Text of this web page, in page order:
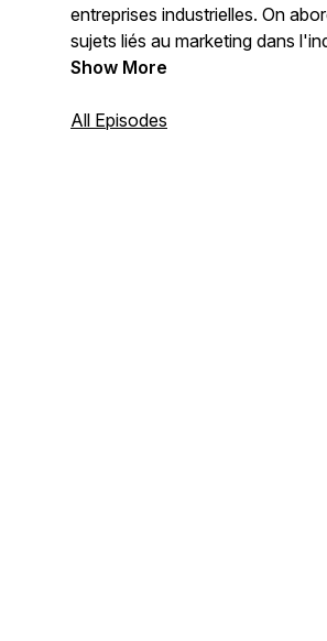
entreprises industrielles. On
sujets liés au marketing dans
aux ventes, à la relation client et
industriels à générer plus de
Show More
All Episodes